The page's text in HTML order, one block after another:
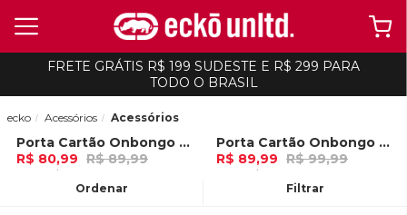
FRETE GRÁTIS R$ 199 SUDESTE E R$ 299 PARA
TODO O BRASIL
Ordenar Filtrar
ecko Acessórios Acessórios
-10%Porta Cartão Onbongo Marrom
R$ 80,99 R$ 89,99
2x de R$ 40,49 Ou
-10%Porta Cartão Onbongo Camuflada Colorida
R$ 89,99 R$ 99,99
3x de R$ 29,99 Ou